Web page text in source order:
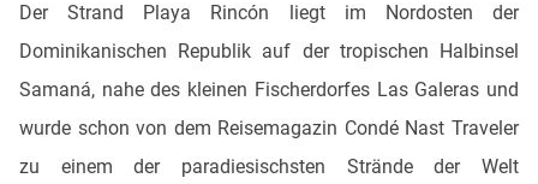
Der Strand Playa Rincón liegt im Nordosten der
Dominikanischen Republik auf der tropischen Halbinsel
Samaná, nahe des kleinen Fischerdorfes Las Galeras und
wurde schon von dem Reisemagazin Condé Nast Traveler
zu einem der paradiesischsten Strände der Welt